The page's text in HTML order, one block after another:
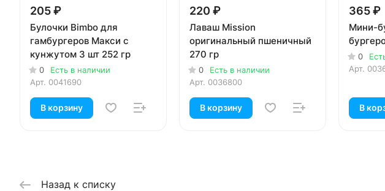
205 ₽
Булочки Bimbo для
гамбургеров Макси с
кунжутом 3 шт 252 гр
0
Есть в наличии
Арт. 0041690
В корзину
220 ₽
Лаваш Mission
оригинальный пшеничный
270 гр
0
Есть в наличии
Арт. 0036800
В корзину
365 ₽
Мини-
0
Арт.
В
Назад к списку